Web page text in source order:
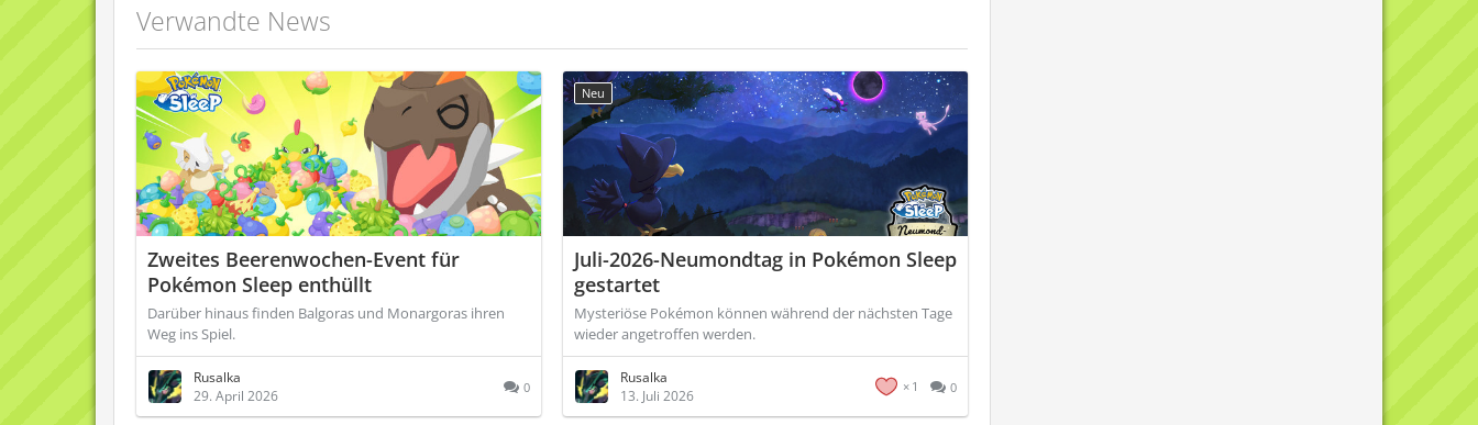
Verwandte News
Zweites Beerenwochen-Event für
Pokémon Sleep enthüllt
Darüber hinaus finden Balgoras und Monargoras ihren
Weg ins Spiel.
Rusalka
29. April 2026
0
Neu
Juli-2026-Neumondtag in Pokémon Sleep
gestartet
Mysteriöse Pokémon können während der nächsten Tage
wieder angetroffen werden.
Rusalka
13. Juli 2026
1 0